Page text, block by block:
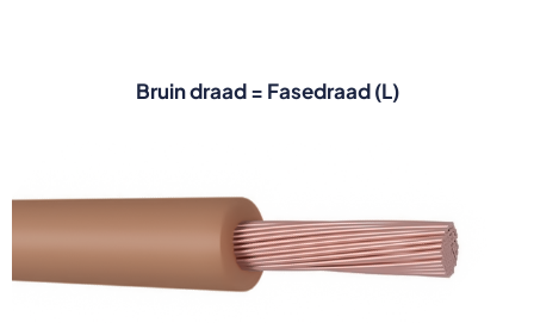
Bruin draad = Fasedraad (L)